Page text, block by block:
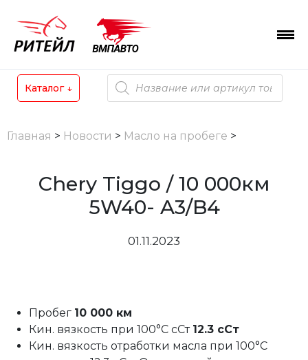
Skip
content
Каталог ↓
Поиск
товаров
Главная > Новости > Масло на пробеге >
Chery Tiggo / 10 000км
5W40- A3/B4
01.11.2023
Пробег 10 000 км
Кин. вязкость при 100°C сСт 12.3 сСт
Кин. вязкость отработки масла при 100°C